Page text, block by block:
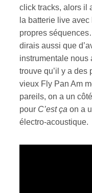
click tracks, alors il
la batterie live
propres
dirais aussi que
instrumentale nous
trouve qu’il y a des
vieux Fly Pan Am
pareils, on a un
pour C’est ça on a
électro-acoustique.